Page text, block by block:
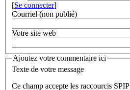
[Se connecter]
Courriel (non publié)
Votre site web
Ajoutez votre commentaire ici
Texte de votre message
Ce champ accepte les raccourcis SPIP